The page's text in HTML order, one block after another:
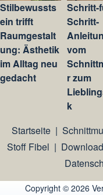
Stilbewussts
ein trifft
Raumgestalt
ung: Ästhetik
im Alltag neu
gedacht
Schritt-
Schritt-
vom
r zum
k
Startseite|
Stoff Fibel |
Copyright © 2026